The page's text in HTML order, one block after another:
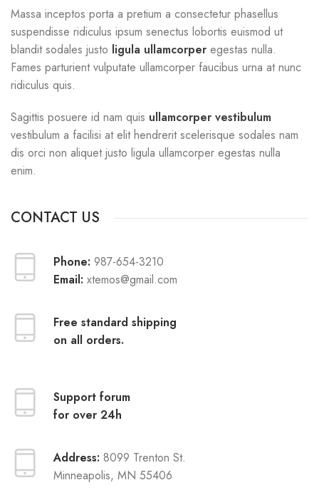
Massa inceptos porta a pretium a consectetur phasellus
suspendisse ridiculus ipsum senectus lobortis euismod ut
blandit sodales justo ligula ullamcorper egestas nulla.
Fames parturient vulputate ullamcorper faucibus urna at nunc
ridiculus quis.
Sagittis posuere id nam quis ullamcorper vestibulum
vestibulum a facilisi at elit hendrerit scelerisque sodales nam
dis orci non aliquet justo ligula ullamcorper egestas nulla
enim.
CONTACT US
Phone: 987-654-3210
Email: xtemos@gmail.com
Free standard shipping
on all orders.
Support forum
for over 24h
Address: 8099 Trenton St.
Minneapolis, MN 55406